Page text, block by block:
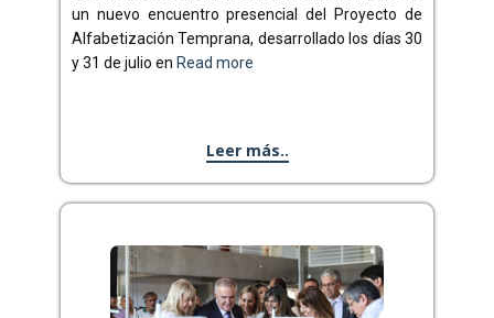
un nuevo encuentro presencial del Proyecto de
Alfabetización Temprana, desarrollado los días 30
y 31 de julio en Read more
Leer más..